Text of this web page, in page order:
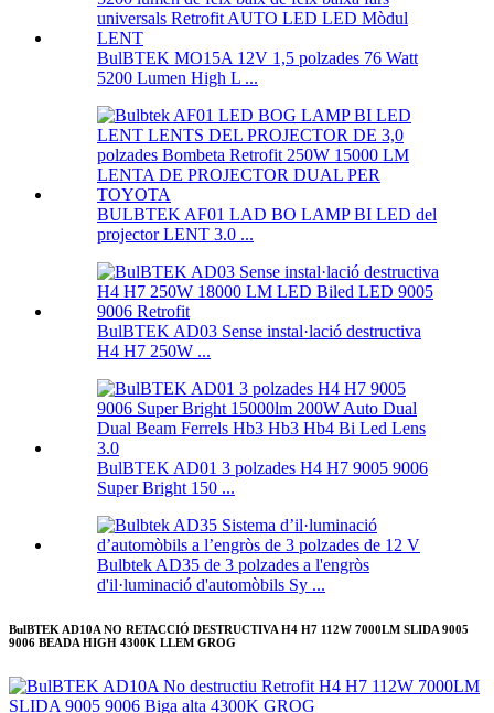
BulBTEK MO15A 12V 1,5 polzades 76 Watt
5200 Lumen High L ...
BULBTEK AF01 LAD BO LAMP BI LED del
projector LENT 3.0 ...
BulBTEK AD03 Sense instal·lació destructiva
H4 H7 250W ...
BulBTEK AD01 3 polzades H4 H7 9005 9006
Super Bright 150 ...
Bulbtek AD35 de 3 polzades a l'engròs
d'il·luminació d'automòbils Sy ...
BulBTEK AD10A NO RETACCIÓ DESTRUCTIVA H4 H7 112W 7000LM SLIDA 9005
9006 BEADA HIGH 4300K ​​LLEM GROG